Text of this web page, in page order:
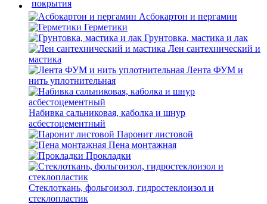
Асбокартон и пергамин
Герметики
Грунтовка, мастика и лак
Лен сантехнический и
мастика
Лента ФУМ и
нить уплотнительная
Набивка сальниковая, каболка и шнур
асбестоцементный
Паронит листовой
Пена монтажная
Прокладки
Стеклоткань, фольгоизол, гидростеклоизол и
стеклопластик